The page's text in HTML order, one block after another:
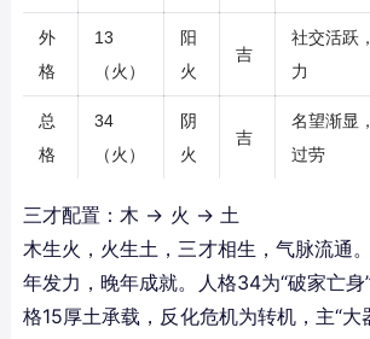
外
格
13
（火）
阳
火
吉
社交活跃
力
总
格
34
（火）
阴
火
吉
名望渐显
过劳
三才配置：木 → 火 → 土
木生火，火生土，三才相生，气脉流通
年发力，晚年成就。人格34为“破家亡
格15厚土承载，反化危机为转机，主“大